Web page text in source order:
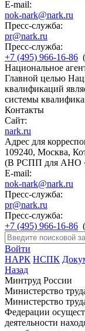
E-mail:
nok-nark@nark.ru
Пресс-служба:
pr@nark.ru
Пресс-служба:
+7 (495) 966-16-86
Национальное
Главной целью
квалификаций
системы
Контакты
Сайт:
nark.ru
Адрес для
109240, Москва,
(В РСПП для АНО
E-mail:
nok-nark@nark.ru
Пресс-служба:
pr@nark.ru
Пресс-служба:
+7 (495) 966-16-86
Войти
НАРК НСПК
Назад
Минтруд России
Министерство
Министерство
Федерации
деятельности